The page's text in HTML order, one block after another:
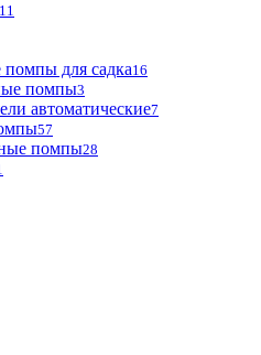
11
для садка16
помпы3
автоматические7
57
помпы28